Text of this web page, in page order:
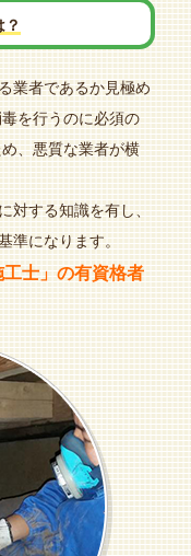
？
業者であるか見極め
対する知識を有し、
準になります。
士」の有資格者